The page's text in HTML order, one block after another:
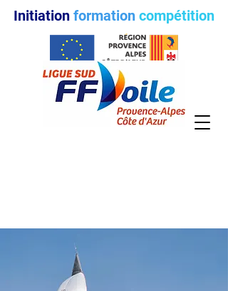
Initiation formation compétition